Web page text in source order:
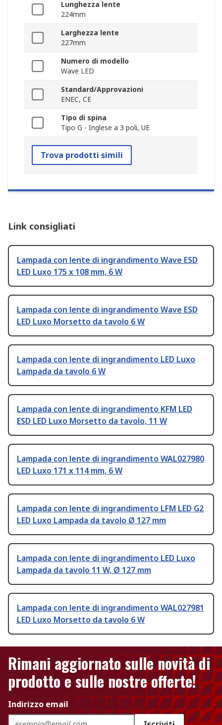
Lunghezza lente
224mm
Larghezza lente
227mm
Numero di modello
Wave LED
Standard/Approvazioni
ENEC, CE
Tipo di spina
Tipo G - Inglese a 3 poli, UE
Trova prodotti simili
Link consigliati
Lampada con lente di ingrandimento Wave ESD
LED Luxo 175 x 108 mm, 6 W
Lampada con lente di ingrandimento Wave ESD
LED Luxo Morsetto da tavolo 6 W
Lampada con lente di ingrandimento LED Luxo
Lampada da tavolo 6 W
Lampada con lente di ingrandimento KFM LED
ESD LED Luxo Morsetto da tavolo, 11 W
Lampada con lente di ingrandimento WAL027980
LED Luxo 171 x 114 mm, 6 W
Lampada con lente di ingrandimento LFM LED G2
LED Luxo Lampada da tavolo Ø 127 mm
Lampada con lente di ingrandimento LED Luxo
Lampada da tavolo 11 W, Ø 127 mm
Lampada con lente di ingrandimento WAL027981
LED Luxo Morsetto da tavolo 6 W
Rimani aggiornato sulle novità di
prodotto e sulle nostre offerte!
Indirizzo email